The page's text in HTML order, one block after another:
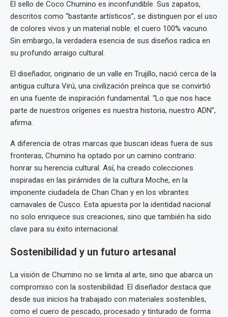
El sello de Coco Chumino es inconfundible. Sus zapatos,
descritos como “bastante artísticos”, se distinguen por el uso
de colores vivos y un material noble: el cuero 100% vacuno.
Sin embargo, la verdadera esencia de sus diseños radica en
su profundo arraigo cultural.
El diseñador, originario de un valle en Trujillo, nació cerca de la
antigua cultura Virú, una civilización preínca que se convirtió
en una fuente de inspiración fundamental. “Lo que nos hace
parte de nuestros orígenes es nuestra historia, nuestro ADN”,
afirma.
A diferencia de otras marcas que buscan ideas fuera de sus
fronteras, Chumino ha optado por un camino contrario:
honrar su herencia cultural. Así, ha creado colecciones
inspiradas en las pirámides de la cultura Moche, en la
imponente ciudadela de Chan Chan y en los vibrantes
carnavales de Cusco. Esta apuesta por la identidad nacional
no solo enriquece sus creaciones, sino que también ha sido
clave para su éxito internacional.
Sostenibilidad y un futuro artesanal
La visión de Chumino no se limita al arte, sino que abarca un
compromiso con la sostenibilidad. El diseñador destaca que
desde sus inicios ha trabajado con materiales sostenibles,
como el cuero de pescado, procesado y tinturado de forma